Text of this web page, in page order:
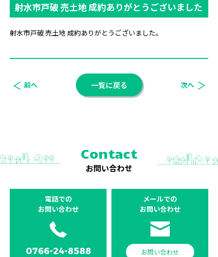
射水市戸破 売土地 成約ありがとうございました
射水市戸破 売土地 成約ありがとうございました。
前へ 一覧に戻る 次へ
Contact
お問い合わせ
電話での
お問い合わせ
0766-24-8588
メールでの
お問い合わせ
お問い合わせ